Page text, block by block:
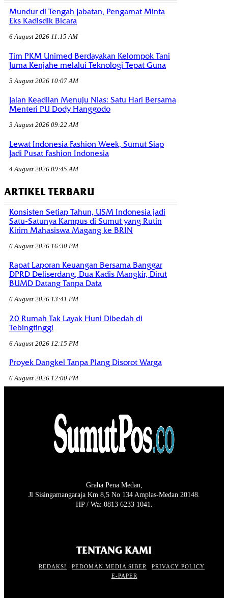
Mundur di Tengah Jabatan, Pengamat Minta
Eks Kadisdik Bicara
6 August 2026 11:15 AM
Tim PKM Unimed Berdayakan Kelompok Tani
Juma Kenjahe melalui Teknologi Tepat Guna
5 August 2026 10:07 AM
Jalan Keadilan Menuju Nias: Satu Hari Bersama
Menteri PU Dody Hanggodo
3 August 2026 09:22 AM
Lewat Indonesia Fashion Week, Sumut Siap
Jadi Pusat Fashion Indonesia
4 August 2026 09:45 AM
ARTIKEL TERBARU
Konsisten Setiap Tahun, USM Indonesia jadi
Satu-Satunya Kampus di Sumut yang Rutin
Kirim Mahasiswa Magang ke BRIN
6 August 2026 16:30 PM
Rapat Laporan Keuangan Bersama Banggar
DPRD Deliserdang, Dua Kadis Mangkir, Dirut
BUMD Datang Tanpa Data
6 August 2026 13:41 PM
20 Rumah Tak Layak Huni Dibedah di
Tebingtinggi
6 August 2026 12:15 PM
Proyek Dangkel Tanpa Plang Disorot Warga
6 August 2026 12:00 PM
Graha Pena Medan,
Jl Sisingamangaraja Km 8,5 No 134 Amplas-Medan 20148.
HP / Wa: 0813 6233 1041.
TENTANG KAMI
REDAKSI PEDOMAN MEDIA SIBER
PRIVACY POLICY
E-PAPER